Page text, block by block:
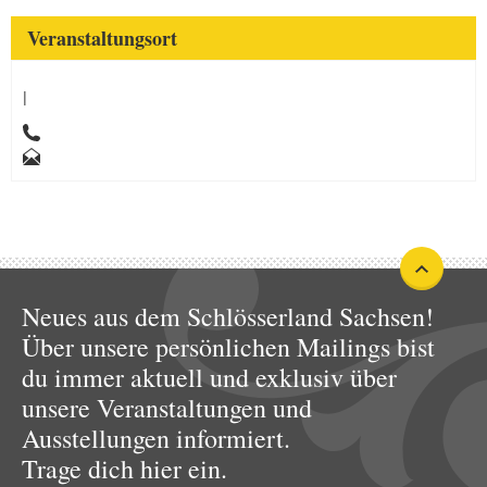
Veranstaltungsort
|
Neues aus dem Schlösserland Sachsen!
Über unsere persönlichen Mailings bist
du immer aktuell und exklusiv über
unsere Veranstaltungen und
Ausstellungen informiert.
Trage dich hier ein.